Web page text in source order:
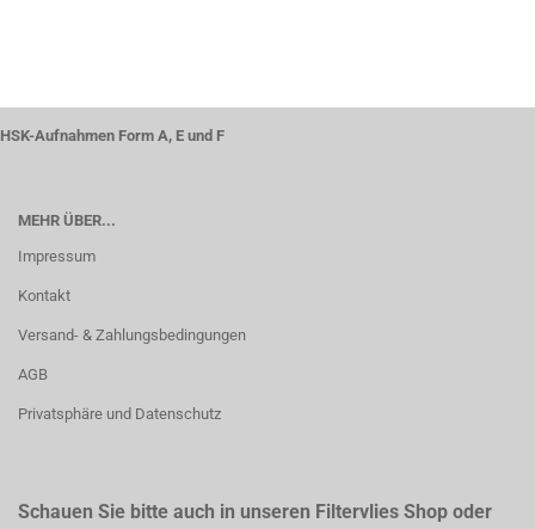
HSK-Aufnahmen Form A, E und F
MEHR ÜBER...
Impressum
Kontakt
Versand- & Zahlungsbedingungen
AGB
Privatsphäre und Datenschutz
Schauen Sie bitte auch in unseren Filtervlies Shop oder